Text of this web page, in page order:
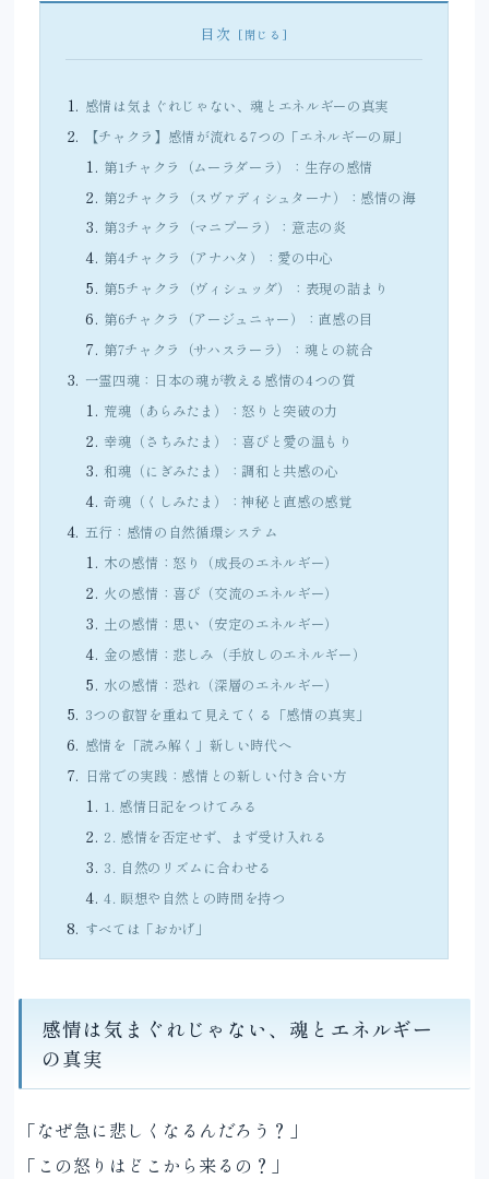
目次
感情は気まぐれじゃない、魂とエネルギーの真実
【チャクラ】感情が流れる7つの「エネルギーの扉」
第1チャクラ（ムーラダーラ）：生存の感情
第2チャクラ（スヴァディシュターナ）：感情の海
第3チャクラ（マニプーラ）：意志の炎
第4チャクラ（アナハタ）：愛の中心
第5チャクラ（ヴィシュッダ）：表現の詰まり
第6チャクラ（アージュニャー）：直感の目
第7チャクラ（サハスラーラ）：魂との統合
一霊四魂：日本の魂が教える感情の4つの質
荒魂（あらみたま）：怒りと突破の力
幸魂（さちみたま）：喜びと愛の温もり
和魂（にぎみたま）：調和と共感の心
奇魂（くしみたま）：神秘と直感の感覚
五行：感情の自然循環システム
木の感情：怒り（成長のエネルギー）
火の感情：喜び（交流のエネルギー）
土の感情：思い（安定のエネルギー）
金の感情：悲しみ（手放しのエネルギー）
水の感情：恐れ（深層のエネルギー）
3つの叡智を重ねて見えてくる「感情の真実」
感情を「読み解く」新しい時代へ
日常での実践：感情との新しい付き合い方
1. 感情日記をつけてみる
2. 感情を否定せず、まず受け入れる
3. 自然のリズムに合わせる
4. 瞑想や自然との時間を持つ
すべては「おかげ」
感情は気まぐれじゃない、魂とエネルギー
の真実
「なぜ急に悲しくなるんだろう？」
「この怒りはどこから来るの？」